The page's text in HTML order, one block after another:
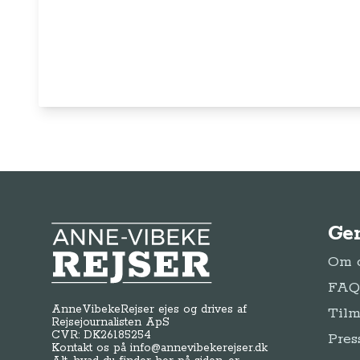
Anne-Vibeke Rejser
AnneVibekeRejser ejes og drives af
Rejsejournalisten ApS
CVR: DK26185254
Kontakt os påinfo@annevibekerejser.dk
Om